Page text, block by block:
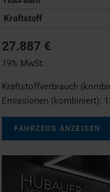
Kraftstoff
27.887 €
19% MwSt.
Kraftstoffverbrauch
Emissionen (kombiniert):
FAHRZEUG ANZEIGEN